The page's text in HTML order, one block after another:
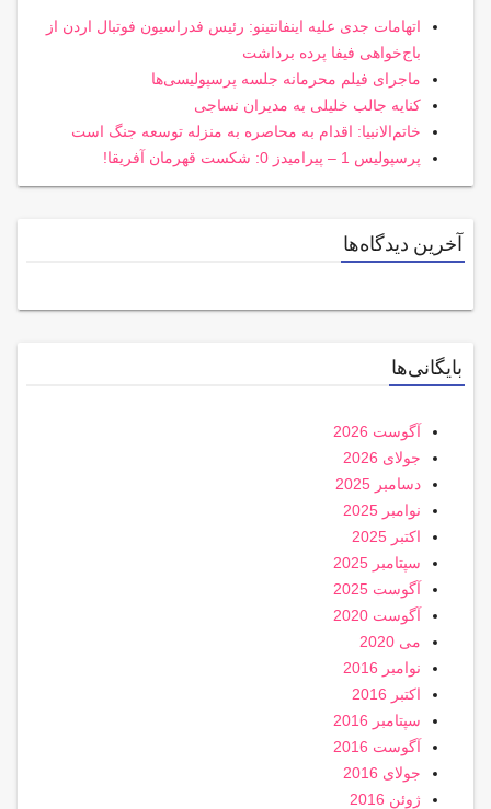
اتهامات جدی علیه اینفانتینو: رئیس فدراسیون فوتبال اردن از
باج‌خواهی فیفا پرده برداشت
ماجرای فیلم محرمانه جلسه پرسپولیسی‌ها
کنایه جالب خلیلی به مدیران نساجی
خاتم‌الانبیا: اقدام به محاصره به منزله توسعه جنگ است
پرسپولیس 1 – پیرامیدز 0: شکست قهرمان آفریقا!
آخرین دیدگاه‌ها
بایگانی‌ها
آگوست 2026
جولای 2026
دسامبر 2025
نوامبر 2025
اکتبر 2025
سپتامبر 2025
آگوست 2025
آگوست 2020
می 2020
نوامبر 2016
اکتبر 2016
سپتامبر 2016
آگوست 2016
جولای 2016
ژوئن 2016